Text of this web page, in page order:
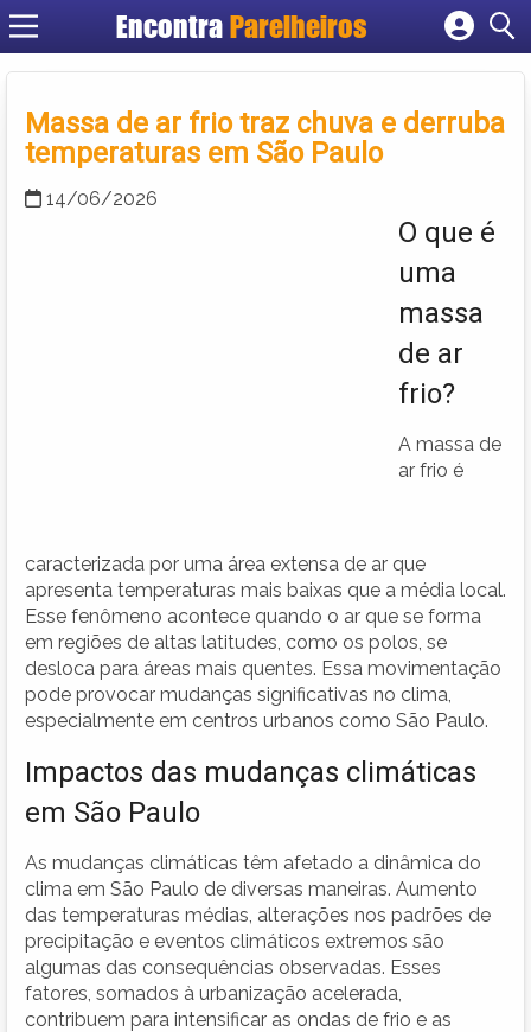
Encontra Parelheiros
Cadastrar empresa
Criar conta
Massa de ar frio traz chuva e derruba
temperaturas em São Paulo
14/06/2026
O que é
uma
massa
de ar
frio?
A massa de
ar frio é
caracterizada por uma área extensa de ar que
apresenta temperaturas mais baixas que a média local.
Esse fenômeno acontece quando o ar que se forma
em regiões de altas latitudes, como os polos, se
desloca para áreas mais quentes. Essa movimentação
pode provocar mudanças significativas no clima,
especialmente em centros urbanos como São Paulo.
Impactos das mudanças climáticas
em São Paulo
As mudanças climáticas têm afetado a dinâmica do
clima em São Paulo de diversas maneiras. Aumento
das temperaturas médias, alterações nos padrões de
precipitação e eventos climáticos extremos são
algumas das consequências observadas. Esses
fatores, somados à urbanização acelerada,
contribuem para intensificar as ondas de frio e as